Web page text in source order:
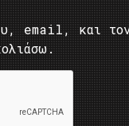
email, και